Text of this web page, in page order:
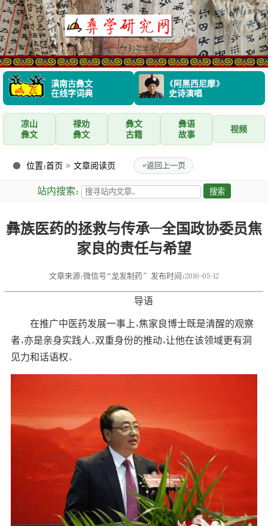
滇南古彝文
在线字词典
《阿黑西尼摩》
史诗演唱
凉山
彝文
禄劝
彝文
彝文
古籍
彝语
故事
视频
位置：首页 » 文章阅读页 «返回上一页
站内搜索：
彝族医药的拯救与传承--全国政协委员焦
家良的责任与希望
文章来源：微信号“龙发制药” 发布时间：2016-05-12
导语
在推广中医药发展一事上，焦家良博士既是清醒的观察
者，亦是亲身实践人。双重身份的推动，让他在该领域更有洞
见力和话语权。